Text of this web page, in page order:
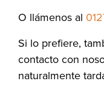
O llámenos al
Si lo prefiere,
contacto con
naturalmente